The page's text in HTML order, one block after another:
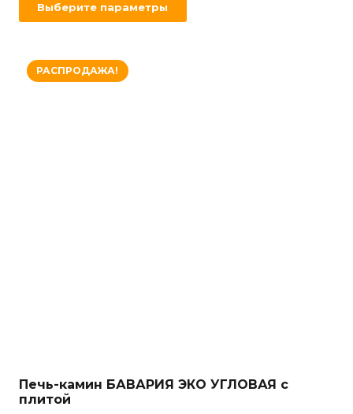
Выберите параметры
РАСПРОДАЖА!
Печь-камин БАВАРИЯ ЭКО УГЛОВАЯ с
плитой